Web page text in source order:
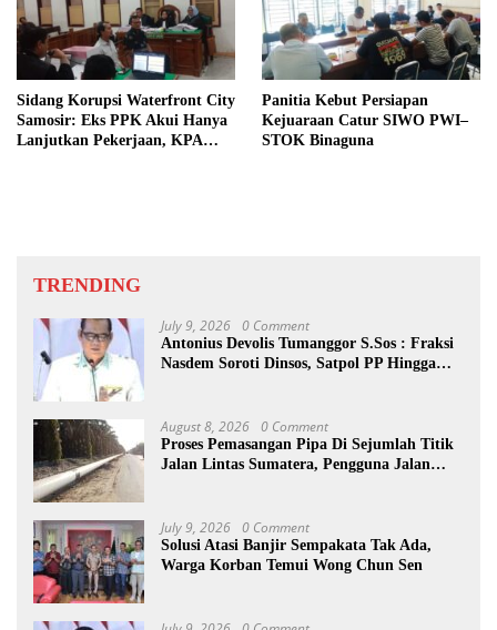
Sidang Korupsi Waterfront City
Samosir: Eks PPK Akui Hanya
Lanjutkan Pekerjaan, KPA
Panitia Kebut Persiapan
Kejuaraan Catur SIWO PWI–
STOK Binaguna
TRENDING
July 9, 2026 0 Comment
Antonius Devolis Tumanggor S.Sos : Fraksi
Nasdem Soroti Dinsos, Satpol PP Hingga
August 8, 2026 0 Comment
Proses Pemasangan Pipa Di Sejumlah Titik
Jalan Lintas Sumatera, Pengguna Jalan
July 9, 2026 0 Comment
Solusi Atasi Banjir Sempakata Tak Ada,
Warga Korban Temui Wong Chun Sen